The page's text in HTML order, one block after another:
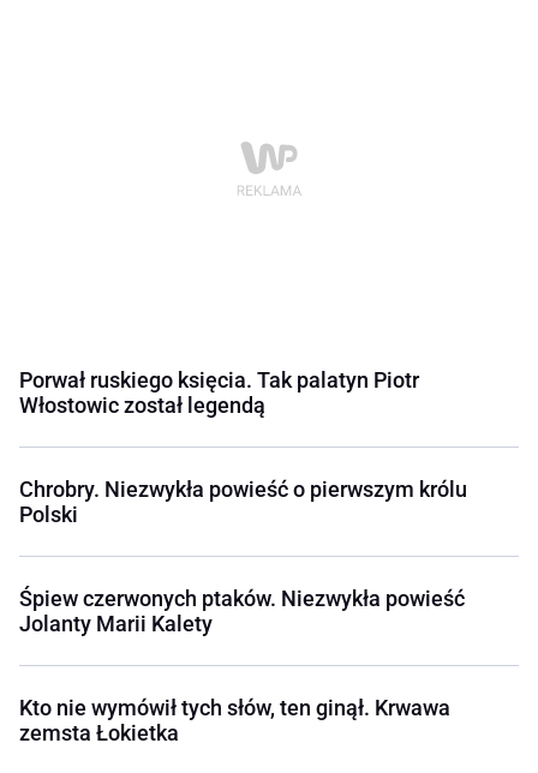
Porwał ruskiego księcia. Tak palatyn Piotr
Włostowic został legendą
Chrobry. Niezwykła powieść o pierwszym królu
Polski
Śpiew czerwonych ptaków. Niezwykła powieść
Jolanty Marii Kalety
Kto nie wymówił tych słów, ten ginął. Krwawa
zemsta Łokietka